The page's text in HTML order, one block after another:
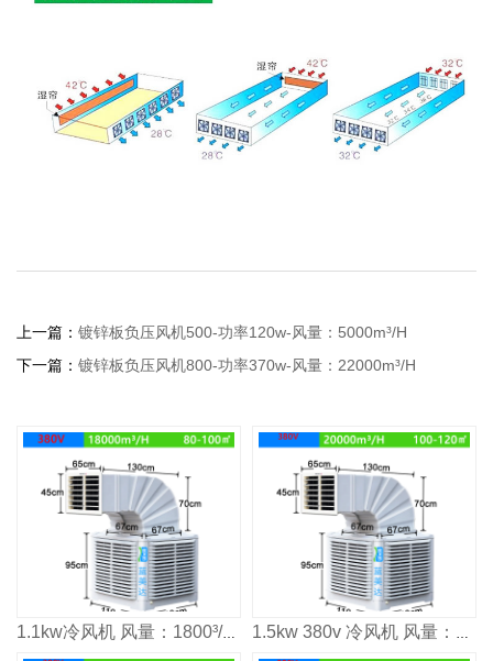
上一篇： 镀锌板负压风机500-功率120w-风量：5000m³/H
下一篇： 镀锌板负压风机800-功率370w-风量：22000m³/H
1.1kw冷风机 风量：1800³/h 适用面积：80-100m² 1.5kw 380v 冷风机 风量：2000³/h 适用面积：120㎡